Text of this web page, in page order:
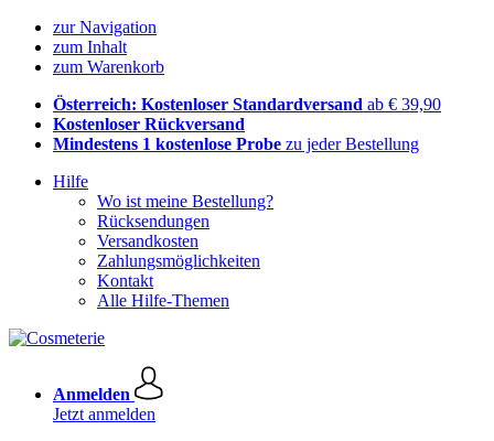
zur Navigation
zum Inhalt
zum Warenkorb
Österreich: Kostenloser Standardversand ab € 39,90
Kostenloser Rückversand
Mindestens 1 kostenlose Probe zu jeder Bestellung
Hilfe
Wo ist meine Bestellung?
Rücksendungen
Versandkosten
Zahlungsmöglichkeiten
Kontakt
Alle Hilfe-Themen
Anmelden
Jetzt anmelden